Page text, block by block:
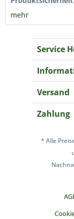
mehr
Service
Versand
Zahlung
* Alle